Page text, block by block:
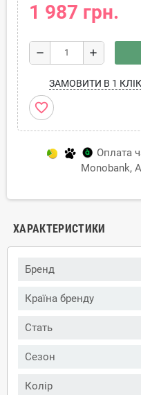
1 987 грн.
remove add
ЗАМОВИТИ В 1 КЛІК
favorite_border
Оплата
Monobank,
ХАРАКТЕРИСТИКИ
Бренд
Країна бренду
Стать
Сезон
Колір